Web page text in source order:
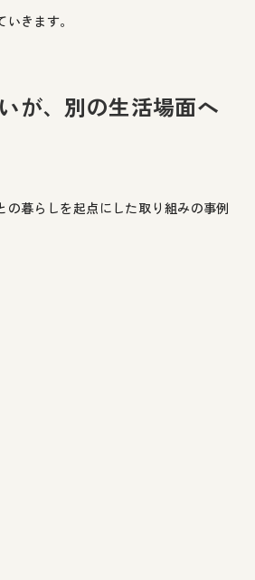
きます。
が、別の生活場面へ
の暮らしを起点にした取り組みの事例